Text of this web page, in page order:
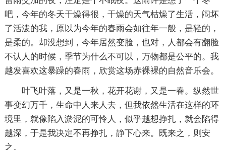
吧，今年的冬天干燥得很，干燥的天气枯燥了生活，闷坏
了活泼的我，原以为今年的春雨会如往年一般，是轻的，
是柔的。却没想到，今年居然变脸，也对，人都会有翻脸
不认人的时候，季节为什么不可以，万物都是公平的。我
越发喜欢这暴躁的春雨，欣赏这场赤裸裸的自然音乐会。
叶飞叶落，又是一秋，花开花谢，又是一春。纵然世
事变幻万千，生命中人来人去，但我依然生活在这样的环
境里，就像陷入淤泥的可怜人，似乎越想挣扎，就会陷得
越深，于是我决定不再挣扎，静下心来。既来之，则安
之。